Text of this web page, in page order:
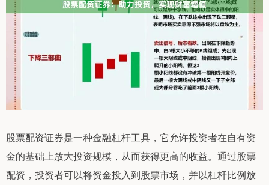
股票配资证券是一种金融杠杆工具，它允许投资者在自有资
金的基础上放大投资规模，从而获得更高的收益。通过股票
配资，投资者可以将资金投入到股票市场，并以杠杆比例放